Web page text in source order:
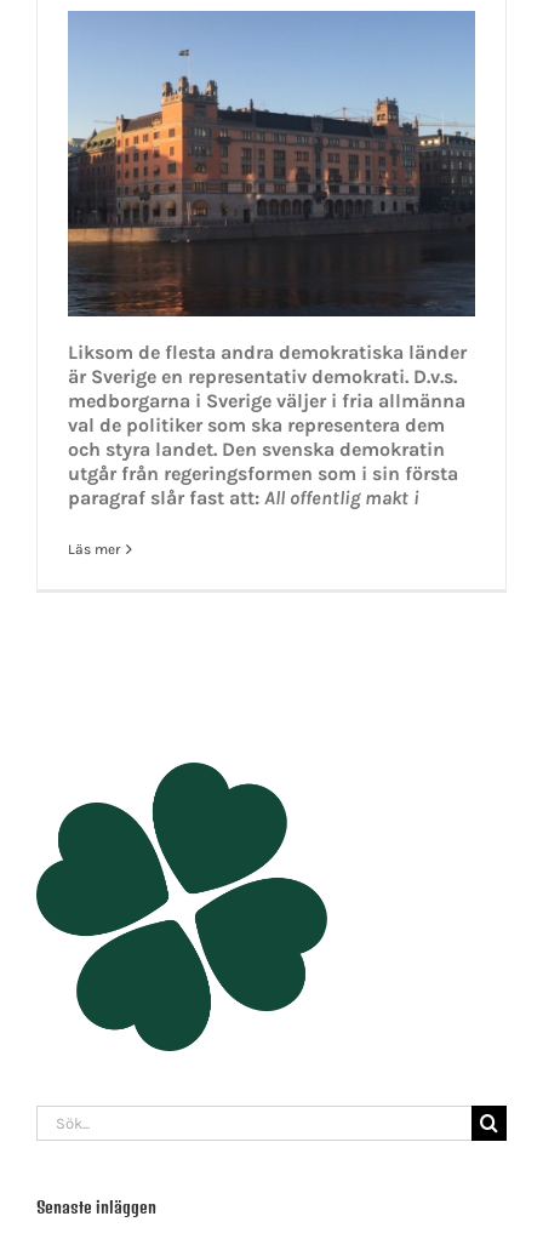
Liksom de flesta andra demokratiska länder
är Sverige en representativ demokrati. D.v.s.
medborgarna i Sverige väljer i fria allmänna
val de politiker som ska representera dem
och styra landet. Den svenska demokratin
utgår från regeringsformen som i sin första
paragraf slår fast att: All offentlig makt i
Läs mer
Sök
efter:
Senaste inläggen